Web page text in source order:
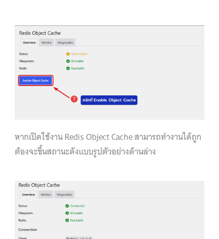
หากเปิดใช้งาน Redis Object Cache สามารถทำงานได้ถูก
ต้องจะขึ้นสถานะดังแบบรูปตัวอย่างด้านล่าง